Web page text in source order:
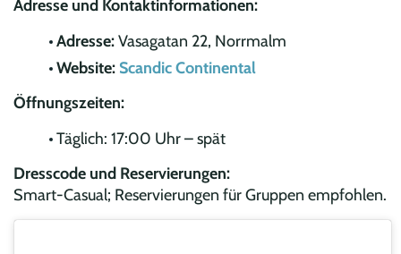
Adresse und Kontaktinformationen:
Adresse:Vasagatan 22, Norrmalm
Website: Scandic Continental
Öffnungszeiten:
Täglich: 17:00 Uhr – spät
Dresscode und Reservierungen:
Smart-Casual; Reservierungen für Gruppen empfohlen.